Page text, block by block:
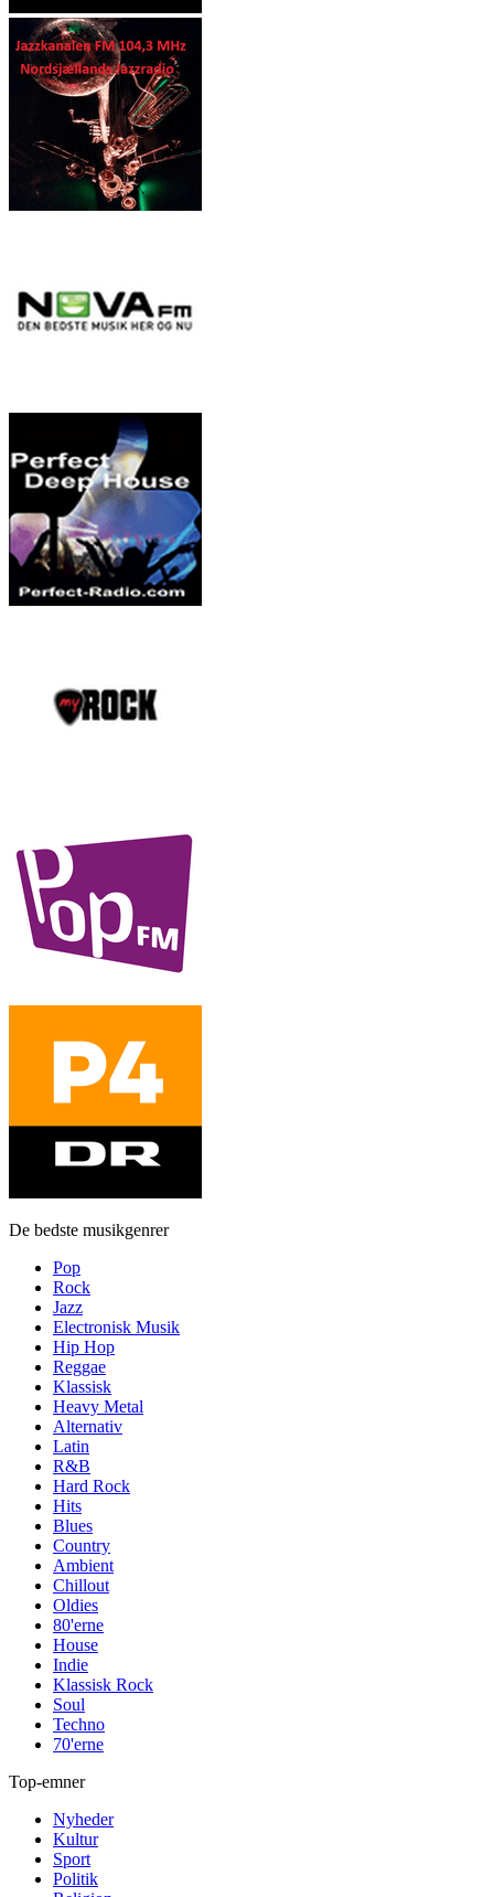
De bedste musikgenrer
Pop
Rock
Jazz
Electronisk Musik
Hip Hop
Reggae
Klassisk
Heavy Metal
Alternativ
Latin
R&B
Hard Rock
Hits
Blues
Country
Ambient
Chillout
Oldies
80'erne
House
Indie
Klassisk Rock
Soul
Techno
70'erne
Top-emner
Nyheder
Kultur
Sport
Politik